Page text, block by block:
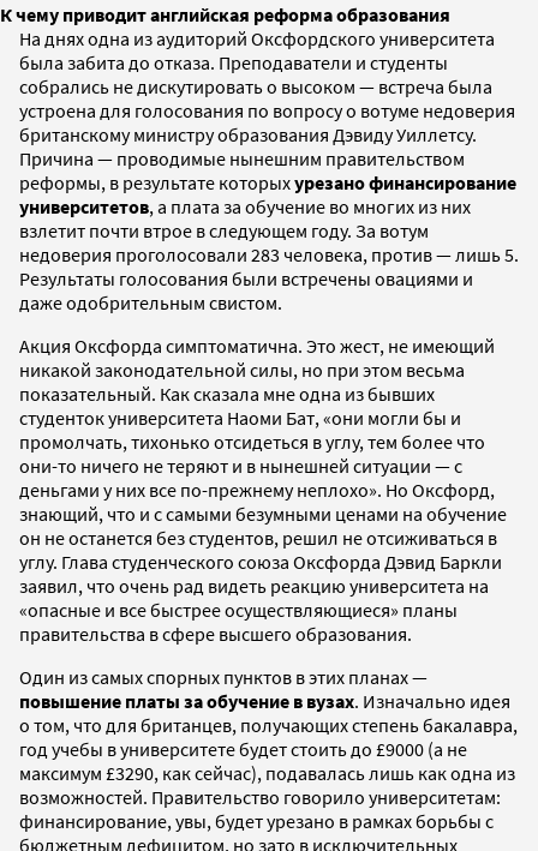
К чему приводит английская реформа образования
На днях одна из аудиторий Оксфордского университета
была забита до отказа. Преподаватели и студенты
собрались не дискутировать о высоком — встреча была
устроена для голосования по вопросу о вотуме недоверия
британскому министру образования Дэвиду Уиллетсу.
Причина — проводимые нынешним правительством
реформы, в результате которыхурезано финансирование
университетов, а плата за обучение во многих из них
взлетит почти втрое в следующем году. За вотум
недоверия проголосовали 283 человека, против — лишь 5.
Результаты голосования были встречены овациями и
даже одобрительным свистом.
Акция Оксфорда симптоматична. Это жест, не имеющий
никакой законодательной силы, но при этом весьма
показательный. Как сказала мне одна из бывших
студенток университета Наоми Бат, «они могли бы и
промолчать, тихонько отсидеться в углу, тем более что
они-то ничего не теряют и в нынешней ситуации — с
деньгами у них все по-прежнему неплохо». Но Оксфорд,
знающий, что и с самыми безумными ценами на обучение
он не останется без студентов, решил не отсиживаться в
углу. Глава студенческого союза Оксфорда Дэвид Баркли
заявил, что очень рад видеть реакцию университета на
«опасные и все быстрее осуществляющиеся» планы
правительства в сфере высшего образования.
Один из самых спорных пунктов в этих планах —
повышение платы за обучение в вузах. Изначально идея
о том, что для британцев, получающих степень бакалавра,
год учебы в университете будет стоить до £9000 (а не
максимум £3290, как сейчас), подавалась лишь как одна из
возможностей. Правительство говорило университетам:
финансирование, увы, будет урезано в рамках борьбы с
бюджетным дефицитом, но зато в исключительных